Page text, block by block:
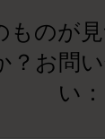
ものが
？お問
い：